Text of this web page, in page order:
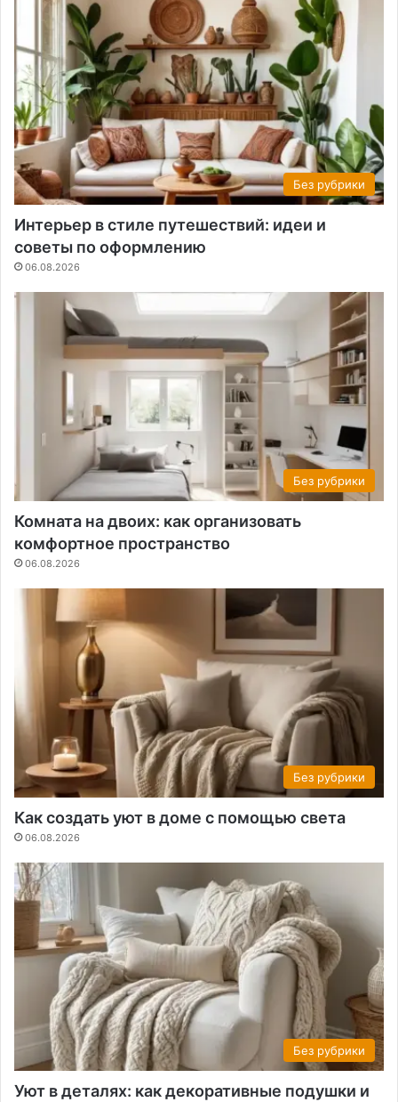
Без рубрики
Интерьер в стиле путешествий: идеи и
советы по оформлению
06.08.2026
Без рубрики
Комната на двоих: как организовать
комфортное пространство
06.08.2026
Без рубрики
Как создать уют в доме с помощью света
06.08.2026
Без рубрики
Уют в деталях: как декоративные подушки и